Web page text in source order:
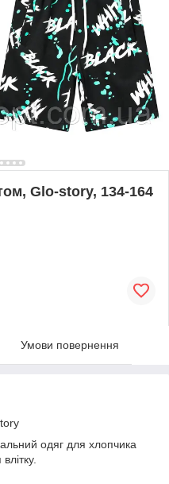
Glo-story, 134-164
Умови повернення
одяг для хлопчика